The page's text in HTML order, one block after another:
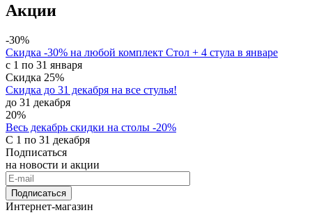
Акции
-30%
Скидка -30% на любой комплект Стол + 4 стула в январе
с 1 по 31 января
Скидка 25%
Скидка до 31 декабря на все стулья!
до 31 декабря
20%
Весь декабрь скидки на столы -20%
С 1 по 31 декабря
Подписаться
на новости и акции
Подписаться
Интернет-магазин